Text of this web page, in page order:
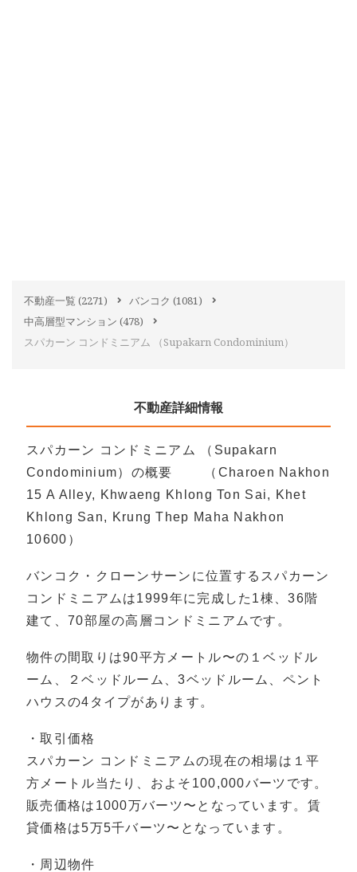
不動産一覧 (2271) バンコク (1081)
中高層型マンション (478)
スパカーン コンドミニアム （Supakarn Condominium）
不動産詳細情報
スパカーン コンドミニアム （Supakarn
Condominium）の概要 （Charoen Nakhon
15 A Alley, Khwaeng Khlong Ton Sai, Khet
Khlong San, Krung Thep Maha Nakhon
10600）
バンコク・クローンサーンに位置するスパカーン
コンドミニアムは1999年に完成した1棟、36階
建て、70部屋の高層コンドミニアムです。
物件の間取りは90平方メートル〜の１ベッドル
ーム、２ベッドルーム、3ベッドルーム、ペント
ハウスの4タイプがあります。
・取引価格
スパカーン コンドミニアムの現在の相場は１平
方メートル当たり、およそ100,000バーツです。
販売価格は1000万バーツ〜となっています。賃
貸価格は5万5千バーツ〜となっています。
・周辺物件